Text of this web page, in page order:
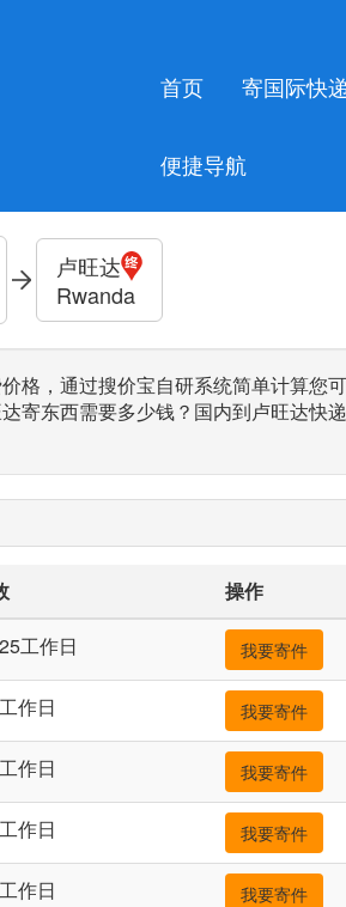
首页 寄国际快递
便捷导航
卢旺达
Rwanda
格，通过搜价宝自研系统简单计算您
寄东西需要多少钱？国内到卢旺达快
操作
工作日 我要寄件
作日 我要寄件
作日 我要寄件
作日 我要寄件
作日 我要寄件